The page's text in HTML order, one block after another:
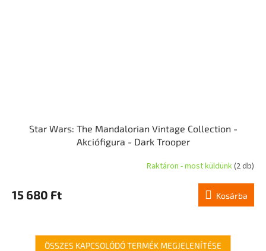
Star Wars: The Mandalorian Vintage Collection -
Akciófigura - Dark Trooper
Raktáron - most küldünk(2 db)
15 680 Ft Kosárba
ÖSSZES KAPCSOLÓDÓ TERMÉK MEGJELENÍTÉSE